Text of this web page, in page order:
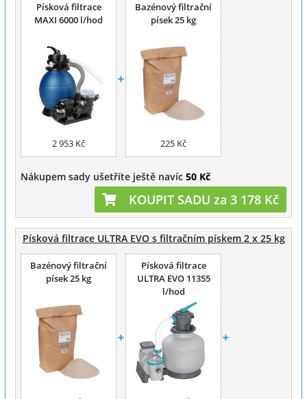
Písková filtrace
MAXI 6000 l/hod
2 953 Kč
Bazénový filtrační
písek 25 kg
225 Kč
Nákupem sady ušetříte ještě navíc 50 Kč
KOUPIT SADU za 3 178 Kč
Písková filtrace ULTRA EVO s filtračním pískem 2 x 25 kg
Bazénový filtrační
písek 25 kg
Písková filtrace
ULTRA EVO 11355
l/hod